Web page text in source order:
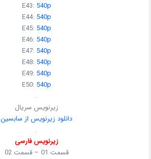
E43: 540p
E44: 540p
E45: 540p
E46: 540p
E47: 540p
E48: 540p
E49: 540p
E50: 540p
.
زیرنویس سریال
دانلود زیرنویس از سابسین
.
زیرنویس فارسی
قسمت 01 – قسمت 02